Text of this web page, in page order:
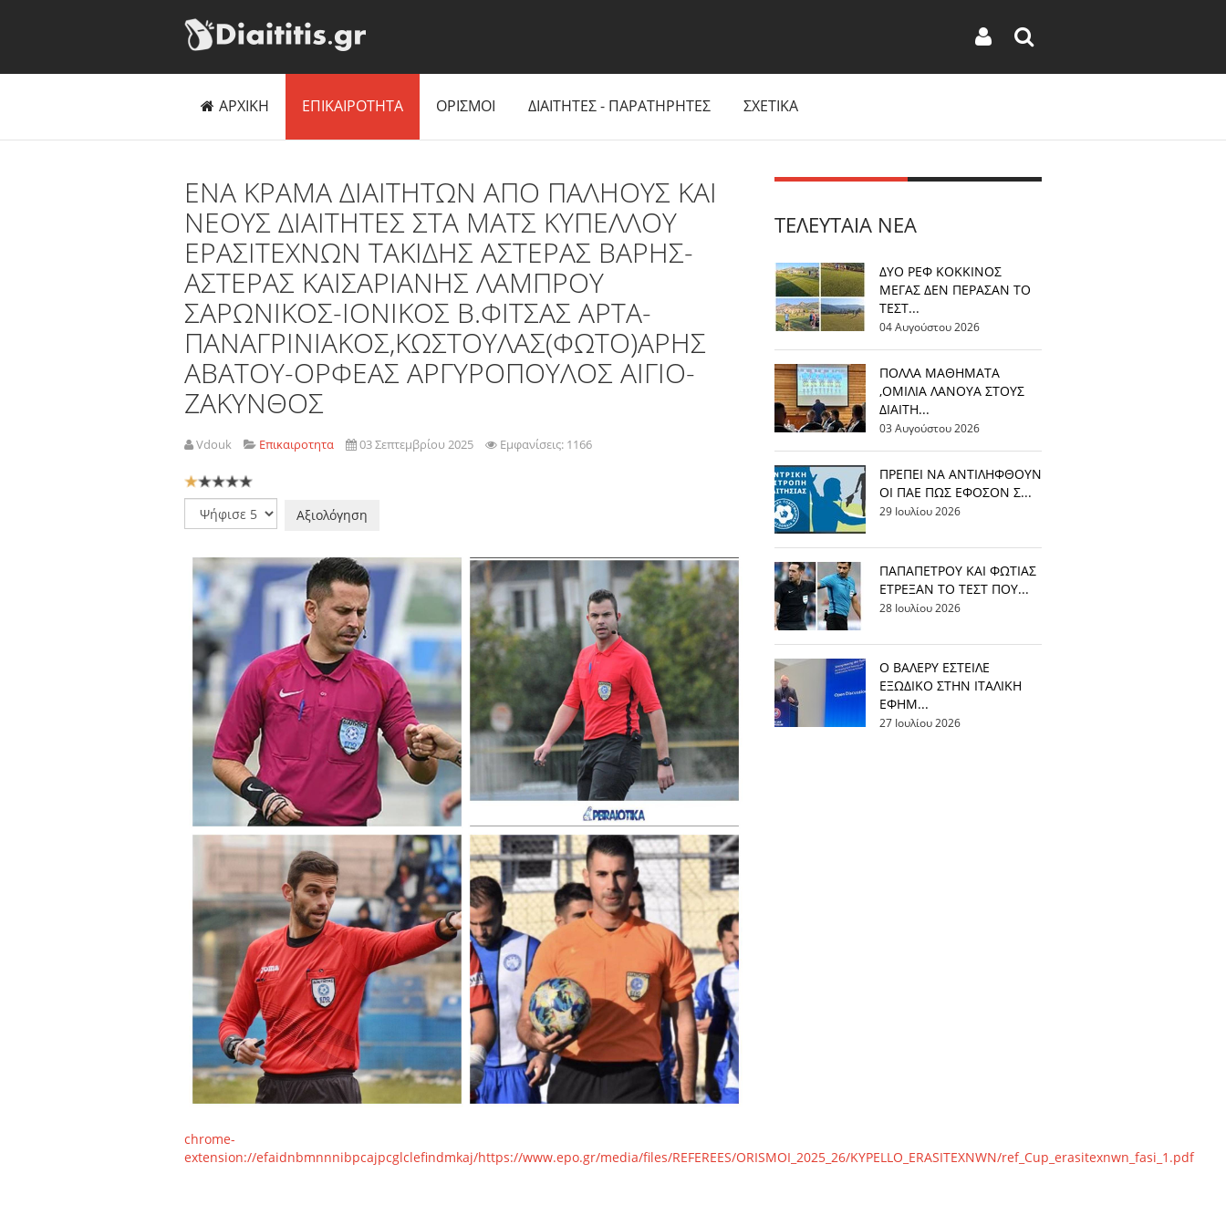
ΑΡΧΙΚΗ ΕΠΙΚΑΙΡΟΤΗΤΑ ΟΡΙΣΜΟΙ ΔΙΑΙΤΗΤΕΣ - ΠΑΡΑΤΗΡΗΤΕΣ ΣΧΕΤΙΚΑ
ΕΝΑ ΚΡΑΜΑ ΔΙΑΙΤΗΤΩΝ ΑΠΟ ΠΑΛΗΟΥΣ ΚΑΙ
ΝΕΟΥΣ ΔΙΑΙΤΗΤΕΣ ΣΤΑ ΜΑΤΣ ΚΥΠΕΛΛΟΥ
ΕΡΑΣΙΤΕΧΝΩΝ ΤΑΚΙΔΗΣ ΑΣΤΕΡΑΣ ΒΑΡΗΣ-
ΑΣΤΕΡΑΣ ΚΑΙΣΑΡΙΑΝΗΣ ΛΑΜΠΡΟΥ
ΣΑΡΩΝΙΚΟΣ-ΙΟΝΙΚΟΣ Β.ΦΙΤΣΑΣ ΑΡΤΑ-
ΠΑΝΑΓΡΙΝΙΑΚΟΣ,ΚΩΣΤΟΥΛΑΣ(ΦΩΤΟ)ΑΡΗΣ
ΑΒΑΤΟΥ-ΟΡΦΕΑΣ ΑΡΓΥΡΟΠΟΥΛΟΣ ΑΙΓΙΟ-
ΖΑΚΥΝΘΟΣ
Vdouk Επικαιροτητα 03 Σεπτεμβρίου 2025 Εμφανίσεις: 1166
Αξιολόγηση
Χρήστη:1/5
Παρακαλώ
αξιολογήστε
chrome-
extension://efaidnbmnnnibpcajpcglclefindmkaj/https://www.epo.gr/media/files/REFEREES/ORISMOI_2025_26/KYPELLO_ERASITEXNWN/ref_Cup_erasitexnwn_fasi_1.pdf
ΤΕΛΕΥΤΑΊΑ ΝΈΑ
ΔΥΟ ΡΕΦ ΚΟΚΚΙΝΟΣ
ΜΕΓΑΣ ΔΕΝ ΠΕΡΑΣΑΝ ΤΟ
ΤΕΣΤ...
04 Αυγούστου 2026
ΠΟΛΛΑ ΜΑΘΗΜΑΤΑ
,ΟΜΙΛΙΑ ΛΑΝΟΥΑ ΣΤΟΥΣ
ΔΙΑΙΤΗ...
03 Αυγούστου 2026
ΠΡΕΠΕΙ ΝΑ ΑΝΤΙΛΗΦΘΟΥΝ
ΟΙ ΠΑΕ ΠΩΣ ΕΦΟΣΟΝ Σ...
29 Ιουλίου 2026
ΠΑΠΑΠΕΤΡΟΥ ΚΑΙ ΦΩΤΙΑΣ
ΕΤΡΕΞΑΝ ΤΟ ΤΕΣΤ ΠΟΥ...
28 Ιουλίου 2026
Ο ΒΑΛΕΡΥ ΕΣΤΕΙΛΕ
ΕΞΩΔΙΚΟ ΣΤΗΝ ΙΤΑΛΙΚΗ
ΕΦΗΜ...
27 Ιουλίου 2026